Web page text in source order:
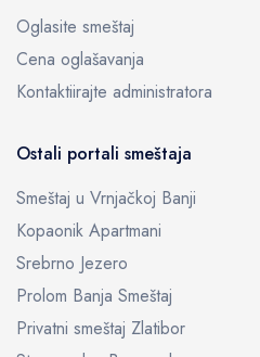
Oglasite smeštaj
Cena oglašavanja
Kontaktiirajte administratora
Ostali portali smeštaja
Smeštaj u Vrnjačkoj Banji
Kopaonik Apartmani
Srebrno Jezero
Prolom Banja Smeštaj
Privatni smeštaj Zlatibor